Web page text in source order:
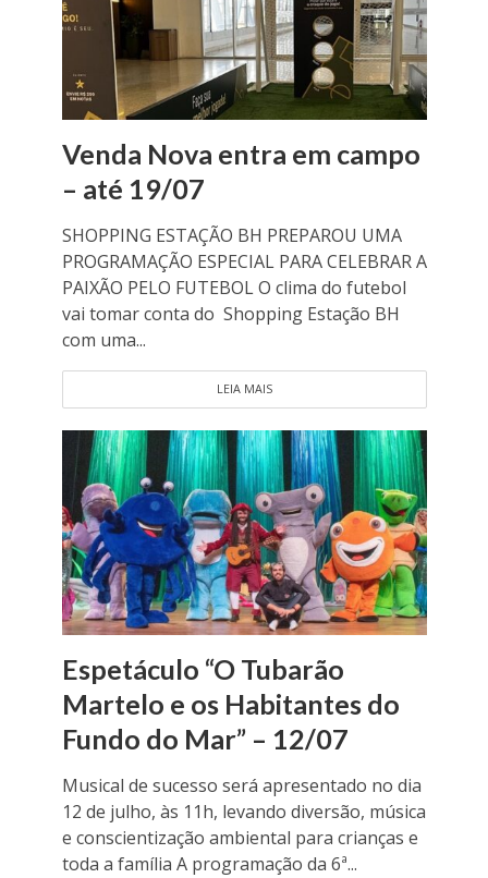
Venda Nova entra em campo
– até 19/07
SHOPPING ESTAÇÃO BH PREPAROU UMA
PROGRAMAÇÃO ESPECIAL PARA CELEBRAR A
PAIXÃO PELO FUTEBOL O clima do futebol
vai tomar conta do Shopping Estação BH
com uma...
LEIA MAIS
Espetáculo “O Tubarão
Martelo e os Habitantes do
Fundo do Mar” – 12/07
Musical de sucesso será apresentado no dia
12 de julho, às 11h, levando diversão, música
e conscientização ambiental para crianças e
toda a família A programação da 6ª...